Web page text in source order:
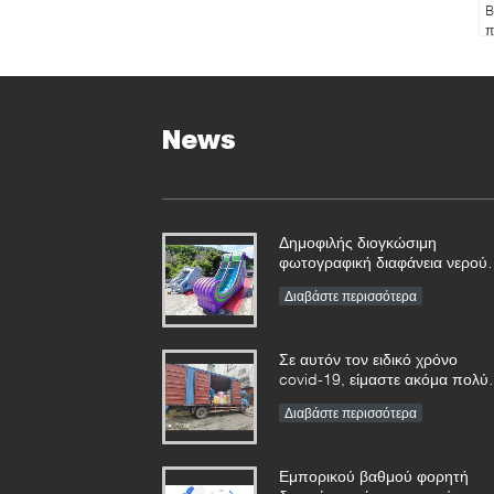
News
Δημοφιλής διογκώσιμη
φωτογραφική διαφάνεια νερού
Διαβάστε περισσότερα
Σε αυτόν τον ειδικό χρόνο
covid-19, είμαστε ακόμα πολύ
διογκώσιμης παραγωγής
Διαβάστε περισσότερα
Εμπορικού βαθμού φορητή